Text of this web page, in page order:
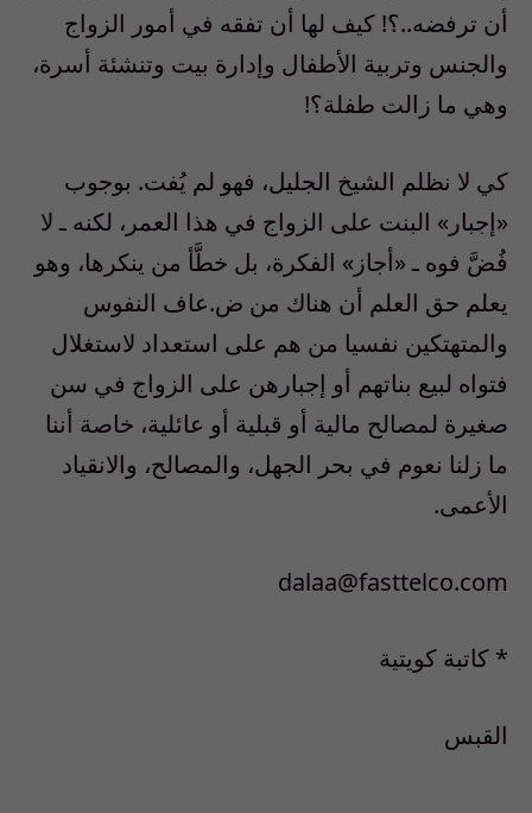
أن ترفضه..؟! كيف لها أن تفقه في أمور الزواج
والجنس وتربية الأطفال وإدارة بيت وتنشئة أسرة،
وهي ما زالت طفلة؟!
كي لا نظلم الشيخ الجليل، فهو لم يُفت. بوجوب
«إجبار» البنت على الزواج في هذا العمر، لكنه ـ لا
فُضَّ فوه ـ «أجاز» الفكرة، بل خطَّأ من ينكرها، وهو
يعلم حق العلم أن هناك من ض.عاف النفوس
والمتهتكين نفسيا من هم على استعداد لاستغلال
فتواه لبيع بناتهم أو إجبارهن على الزواج في سن
صغيرة لمصالح مالية أو قبلية أو عائلية، خاصة أننا
ما زلنا نعوم في بحر الجهل، والمصالح، والانقياد
الأعمى.
dalaa@fasttelco.com
* كاتبة كويتية
القبس